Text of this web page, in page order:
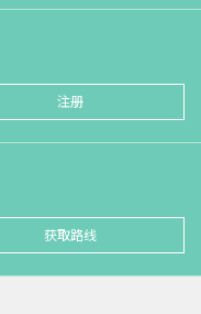
注册
获取路线